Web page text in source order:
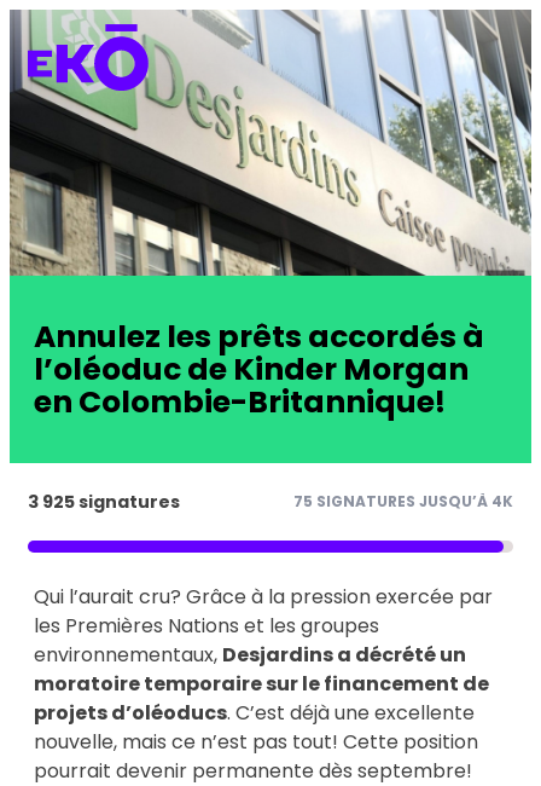
Annulez les prêts accordés à
l’oléoduc de Kinder Morgan
en Colombie-Britannique!
3 925 signatures 75 SIGNATURES JUSQU’À 4K
Qui l’aurait cru? Grâce à la pression exercée par
les Premières Nations et les groupes
environnementaux, Desjardins a décrété un
moratoire temporaire sur le financement de
projets d’oléoducs. C’est déjà une excellente
nouvelle, mais ce n’est pas tout! Cette position
pourrait devenir permanente dès septembre!